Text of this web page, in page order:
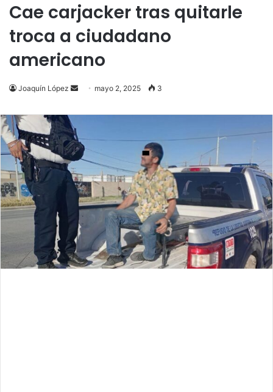
Cae carjacker tras quitarle
troca a ciudadano
americano
Joaquín López
Send
email
mayo 2, 2025 3